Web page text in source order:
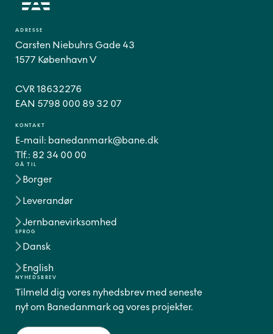
GÅ TIL
Borger
Leverandør
Jernbanevirksomhed
SPROG
Dansk
English
ADRESSE
Carsten Niebuhrs Gade 43
1577 København V
CVR 18632276
EAN 5798 000 89 32 07
KONTAKT
E-mail: banedanmark@bane.dk
Tlf.: 82 34 00 00
NYHEDSBREV
Tilmeld dig vores nyhedsbrev med seneste
nyt om Banedanmark og vores projekter.